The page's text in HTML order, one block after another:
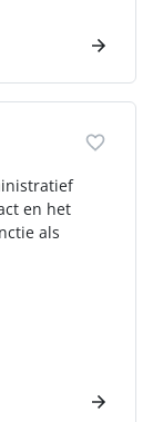
en het
als